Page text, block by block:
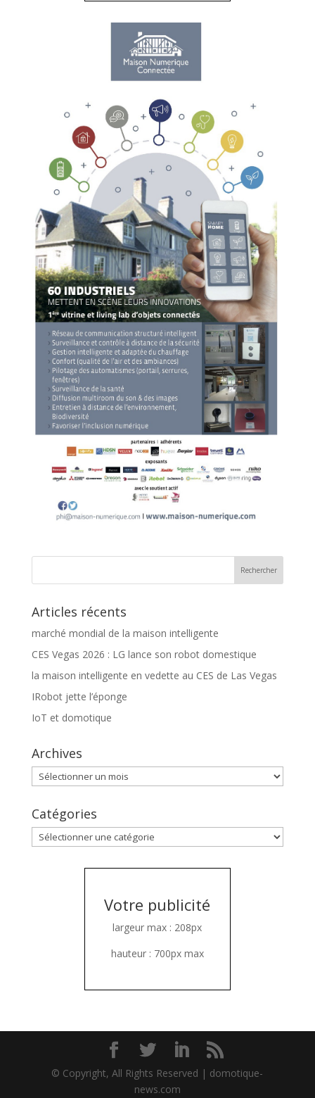
Articles récents
marché mondial de la maison intelligente
CES Vegas 2026 : LG lance son robot domestique
la maison intelligente en vedette au CES de Las Vegas
IRobot jette l’éponge
IoT et domotique
Archives
Archives
Catégories
Catégories
Votre publicité
largeur max : 208px
hauteur : 700px max
© Copyright, All Rights Reserved | domotique-
news.com